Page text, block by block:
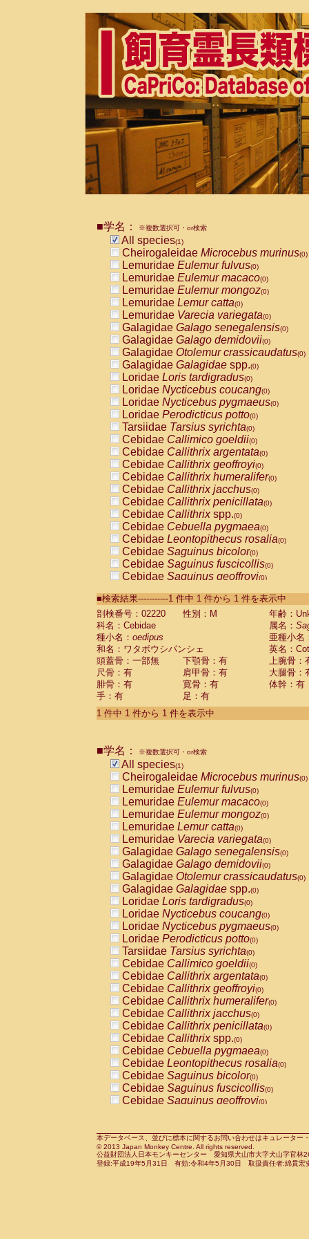
■学名： ※複数選択可・or検索
All species(1)
Cheirogaleidae Microcebus murinus(0)
Lemuridae Eulemur fulvus(0)
Lemuridae Eulemur macaco(0)
Lemuridae Eulemur mongoz(0)
Lemuridae Lemur catta(0)
Lemuridae Varecia variegata(0)
Galagidae Galago senegalensis(0)
Galagidae Galago demidovii(0)
Galagidae Otolemur crassicaudatus(0)
Galagidae Galagidae spp.(0)
Loridae Loris tardigradus(0)
Loridae Nycticebus coucang(0)
Loridae Nycticebus pygmaeus(0)
Loridae Perodicticus potto(0)
Tarsiidae Tarsius syrichta(0)
Cebidae Callimico goeldii(0)
Cebidae Callithrix argentata(0)
Cebidae Callithrix geoffroyi(0)
Cebidae Callithrix humeralifer(0)
Cebidae Callithrix jacchus(0)
Cebidae Callithrix penicillata(0)
Cebidae Callithrixspp.(0)
Cebidae Cebuella pygmaea(0)
Cebidae Leontopithecus rosalia(0)
Cebidae Saguinus bicolor(0)
Cebidae Saguinus fuscicollis(0)
Cebidae Saguinus geoffroyi(0)
CebidaeSaguinus labiatus(0)
Cebidae Saguinus leucopus (0)
Cebidae
Cebidae
CebidaeSaguinus nigricollis (0)
Cebidae Saguinus oedipus
Cebidae Saguinus weddelli
Cebidae Saguinusspp.
Cebidae Aotus trivirgatus
Cebidae Cebus albifrons
CebidaeCebus nigrivittatus
CebidaeCebus
CebidaeSaimiri boliviensis(0)
CebidaeSaimiri sciureus(0)
AtelidaeAlouatta caraya(0)
AtelidaeAlouatta fusca(0)
AtelidaeAlouatta seniculus
AtelidaeAlouattaspp.(0)
AtelidaeAteles belzebuth(0)
AtelidaeAteles geoffroyi(0)
AtelidaeAteles paniscus(0)
AtelidaeAtelesspp.(0)
Atelidae Lagothrix lagothricha
AtelidaeLagothrix lagothricha cana
PitheciidaeCacajao calvus
PitheciidaeCallicebus cupreus
PitheciidaeCallicebus donacophilus
PitheciidaeCallicebus moloch
PitheciidaeCallicebus torquatus
PitheciidaeCallicebusspp.(0)
PitheciidaeChiropotes satanas(0)
PitheciidaePithecia monachus
PitheciidaePithecia pithecia(0)
CercopithecidaeCercocebus agilis
CercopithecidaeCercocebus
CercopithecidaeCercocebus
CercopithecidaeCercocebus
CercopithecidaeCercocebus
CercopithecidaeCercocebushybrid
CercopithecidaePapio anubis(0)
CercopithecidaePapio cynocephalus
CercopithecidaePapio hamadryas(0)
■検索結果-----------1 件中 1 件から 1 件を表示中
剖検番号：02220
性別：M
年齢：
科名：Cebidae
属名：
種小名： oedipus
亜種小名
和名：ワタボウシパンシェ
英名：
頭蓋骨：一部無
下顎骨：有
上腕骨：
尺骨：有
肩甲骨：有
大腿骨：
腓骨：有
寛骨：有
体幹：有
手：有
足：有
1 件中 1 件から 1 件を表示中
■学名： ※複数選択可・or検索
All species(1)
Cheirogaleidae Microcebus murinus(0)
Lemuridae Eulemur fulvus(0)
Lemuridae Eulemur macaco(0)
Lemuridae Eulemur mongoz(0)
Lemuridae Lemur catta(0)
Lemuridae Varecia variegata(0)
Galagidae Galago senegalensis(0)
Galagidae Galago demidovii(0)
Galagidae Otolemur crassicaudatus(0)
Galagidae Galagidae spp.(0)
Loridae Loris tardigradus(0)
Loridae Nycticebus coucang(0)
Loridae Nycticebus pygmaeus(0)
Loridae Perodicticus potto(0)
Tarsiidae Tarsius syrichta(0)
Cebidae Callimico goeldii(0)
Cebidae Callithrix argentata(0)
Cebidae Callithrix geoffroyi(0)
Cebidae Callithrix humeralifer(0)
Cebidae Callithrix jacchus(0)
Cebidae Callithrix penicillata(0)
Cebidae Callithrixspp.(0)
Cebidae Cebuella pygmaea(0)
Cebidae Leontopithecus rosalia(0)
Cebidae Saguinus bicolor(0)
Cebidae Saguinus fuscicollis(0)
Cebidae Saguinus geoffroyi(0)
CebidaeSaguinus leucopus(0)
CebidaeSaguinus midas(0)
Cebidae Saguinus mystax(0)
本データベース、並びに標本に関するお問い合わせはキュレータ
© 2013 Japan Monkey Centre. All rights reserved.
公益財団法人日本モンキーセンター 愛知県犬山市大字犬山字官
登録:平成19年5月31日 有効:令和4年5月30日 取扱責任者:綿貫宏